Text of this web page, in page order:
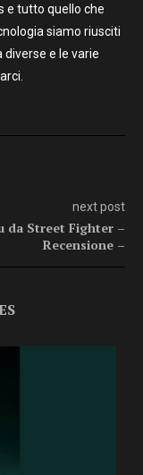
e tutto quello che
siamo riusciti
diverse e le varie
next post
da Street Fighter –
Recensione –